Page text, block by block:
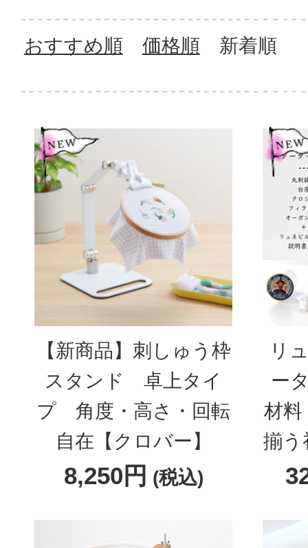
おすすめ順 価格順 新着順
【新商品】刺しゅう枠
スタンド 卓上タイ
プ 角度・高さ・回転
自在【クロバー】
8,250円 (税込)
リ
ー
材料
揃う